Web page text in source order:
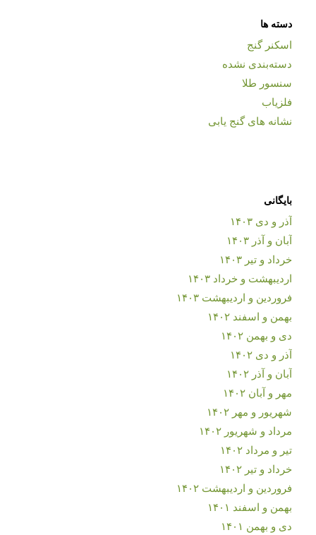
دسته ها
اسکنر گنج
دسته‌بندی نشده
سنسور طلا
فلزیاب
نشانه های گنج یابی
بایگانی
آذر و دی ۱۴۰۳
آبان و آذر ۱۴۰۳
خرداد و تیر ۱۴۰۳
اردیبهشت و خرداد ۱۴۰۳
فروردین و اردیبهشت ۱۴۰۳
بهمن و اسفند ۱۴۰۲
دی و بهمن ۱۴۰۲
آذر و دی ۱۴۰۲
آبان و آذر ۱۴۰۲
مهر و آبان ۱۴۰۲
شهریور و مهر ۱۴۰۲
مرداد و شهریور ۱۴۰۲
تیر و مرداد ۱۴۰۲
خرداد و تیر ۱۴۰۲
فروردین و اردیبهشت ۱۴۰۲
بهمن و اسفند ۱۴۰۱
دی و بهمن ۱۴۰۱